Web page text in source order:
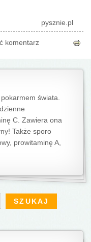
pysznie.pl
komentarz
świata.
C. Zawiera ona
Także sporo
prowitaminę A,